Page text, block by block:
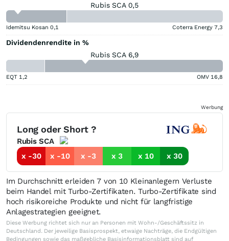
Rubis SCA 0,5
Idemitsu Kosan 0,1 Coterra Energy 7,3
Dividendenrendite in %
Rubis SCA 6,9
EQT 1,2 OMV 16,8
Werbung
Long oder Short ?
Rubis SCA
x -30
x -10 x -3 x 3 x 10 x 30
Im Durchschnitt erleiden 7 von 10 Kleinanlegern Verluste
beim Handel mit Turbo-Zertifikaten. Turbo-Zertifikate sind
hoch risikoreiche Produkte und nicht für langfristige
Anlagestrategien geeignet.
Diese Werbung richtet sich nur an Personen mit Wohn-/Geschäftssitz in
Deutschland. Der jeweilige Basisprospekt, etwaige Nachträge, die Endgültigen
Bedingungen sowie das maßgebliche Basisinformationsblatt sind auf